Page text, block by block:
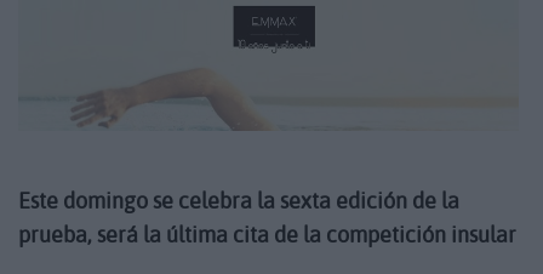
Este domingo se celebra la sexta edición de la
prueba, será la última cita de la competición insular